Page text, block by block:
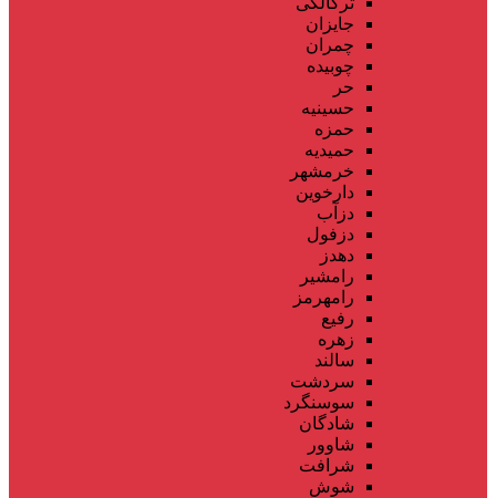
جایزان
چمران
چوبیده
حر
حسینیه
حمزه
حمیدیه
خرمشهر
دارخوین
دزآب
دزفول
دهدز
رامشیر
رامهرمز
رفیع
زهره
سالند
سردشت
سوسنگرد
شادگان
شاوور
شرافت
شوش